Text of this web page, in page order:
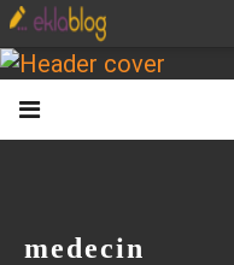
medecin